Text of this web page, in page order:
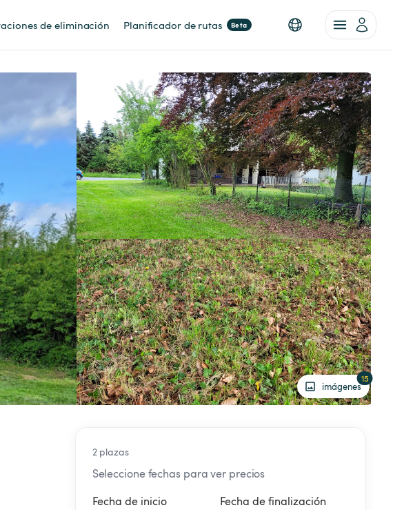
de eliminación Planificador de rutas Beta
imágenes
15
2 plazas
Seleccione fechas para ver precios
Fecha de inicio
Fecha de finalización